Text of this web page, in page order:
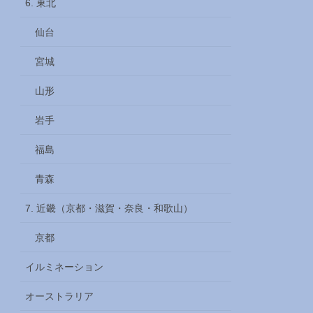
6. 東北
仙台
宮城
山形
岩手
福島
青森
7. 近畿（京都・滋賀・奈良・和歌山）
京都
イルミネーション
オーストラリア